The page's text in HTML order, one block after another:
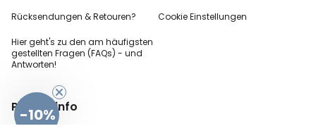
Rücksendungen & Retouren?
Hier geht's zu den am häufigsten
gestellten Fragen (FAQs) - und
Antworten!
Cookie Einstellungen
Partnerinfo
-10%